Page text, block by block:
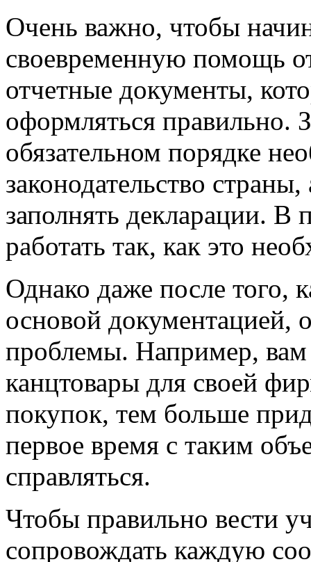
Очень важно, чтобы
своевременную помощь
отчетные документы,
оформляться правильно.
обязательном порядке
законодательство
заполнять декларации. В
работать так, как это
Однако даже после того,
основой документацией,
проблемы. Например, вам
канцтовары для своей
покупок, тем больше
первое время с таким
справляться.
Чтобы правильно вести
сопровождать каждую